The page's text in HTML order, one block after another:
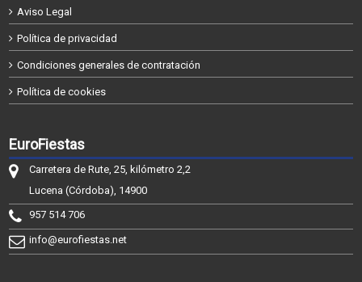
Aviso Legal
Política de privacidad
Condiciones generales de contratación
Política de cookies
EuroFiestas
Carretera de Rute, 25, kilómetro 2,2
Lucena (Córdoba), 14900
957 514 706
info@eurofiestas.net